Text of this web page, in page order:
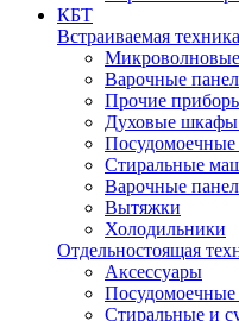
КБТ
Встраиваемая техника
Варочные
Прочие
Духовые шкафы
Стиральные
Варочные
Вытяжки
Холодильники
Отдельностоящая
Аксессуары
Стиральные и